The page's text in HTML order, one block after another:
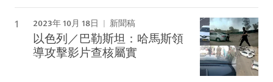
2023年 10月 18日 新聞稿
以色列／巴勒斯坦：哈馬斯領
導攻擊影片查核屬實